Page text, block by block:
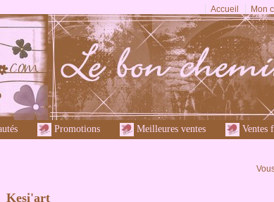
Accueil Mon
Promotions Meilleures ventes Ventes
Kesi'art